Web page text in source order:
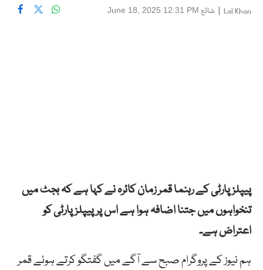
Lal Khan
| شائع June 18, 2025 12:31 PM
پیپلز پارٹی کے رہنما قمر زمان کائرہ نے کہا ہے کہ بجٹ میں
تنخواہوں میں جتنا اضافہ ہوا ہے اس پر پیپلز پارٹی کو
اعتراض ہے۔
ہم نیوز کے پروگرام صبح سے آگے میں گفتگو کرتے ہوئے قمر